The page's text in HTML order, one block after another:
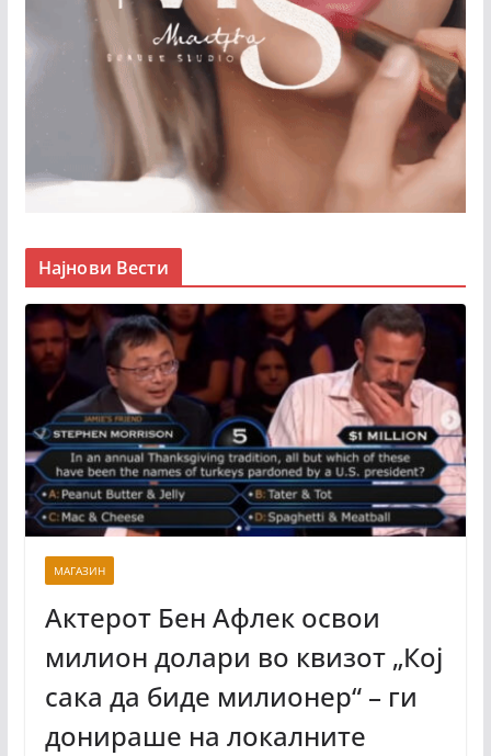
Најнови Вести
МАГАЗИН
Актерот Бен Афлек освои
милион долари во квизот „Кој
сака да биде милионер“ – ги
донираше на локалните